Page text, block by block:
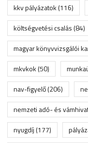
kkv pályázatok(116)
költségvetési csalás(84)
magyar könyvvizsgálói
mkvkok(50)
nav-figyelő(206)
nemzeti adó- és
nyugdíj(177)